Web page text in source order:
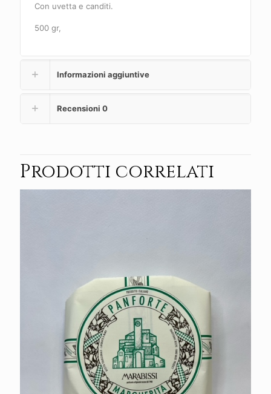
Con uvetta e canditi.
500 gr,
Informazioni aggiuntive
Recensioni 0
Prodotti correlati